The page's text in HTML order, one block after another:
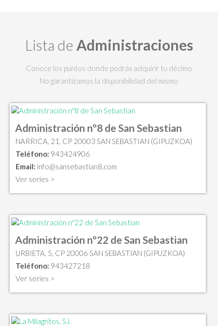
Lista de Administraciones
Conoce los puntos donde podrás adquirir tu décimo
No garantizamos la disponibilidad del mismo
Administración nº8 de San Sebastian
NARRICA, 21, CP 20003 SAN SEBASTIAN (GIPUZKOA)
Teléfono: 943424906
Email: info@sansebastian8.com
Ver series >
Administración nº22 de San Sebastian
URBIETA, 5, CP 20006 SAN SEBASTIAN (GIPUZKOA)
Teléfono: 943427218
Ver series >